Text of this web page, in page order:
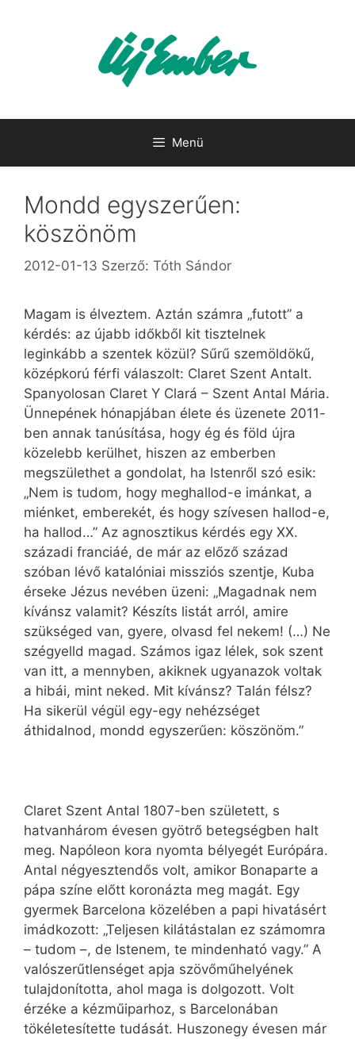
Menü
Mondd egyszerűen:
köszönöm
2012-01-13 Szerző: Tóth Sándor
Magam is élveztem. Aztán számra „futott” a
kérdés: az újabb időkből kit tisztelnek
leginkább a szentek közül? Sűrű szemöldökű,
középkorú férfi válaszolt: Claret Szent Antalt.
Spanyolosan Claret Y Clará – Szent Antal Mária.
Ünnepének hónapjában élete és üzenete 2011-
ben annak tanúsítása, hogy ég és föld újra
közelebb kerülhet, hiszen az emberben
megszülethet a gondolat, ha Istenről szó esik:
„Nem is tudom, hogy meghallod-e imánkat, a
miénket, emberekét, és hogy szívesen hallod-e,
ha hallod…” Az agnosztikus kérdés egy XX.
századi franciáé, de már az előző század
szóban lévő katalóniai missziós szentje, Kuba
érseke Jézus nevében üzeni: „Magadnak nem
kívánsz valamit? Készíts listát arról, amire
szükséged van, gyere, olvasd fel nekem! (…) Ne
szégyelld magad. Számos igaz lélek, sok szent
van itt, a mennyben, akiknek ugyanazok voltak
a hibái, mint neked. Mit kívánsz? Talán félsz?
Ha sikerül végül egy-egy nehézséget
áthidalnod, mondd egyszerűen: köszönöm.”
Claret Szent Antal 1807-ben született, s
hatvanhárom évesen gyötrő betegségben halt
meg. Napóleon kora nyomta bélyegét Európára.
Antal négyesztendős volt, amikor Bonaparte a
pápa színe előtt koronázta meg magát. Egy
gyermek Barcelona közelében a papi hivatásért
imádkozott: „Teljesen kilátástalan ez számomra
– tudom –, de Istenem, te mindenható vagy.” A
valószerűtlenséget apja szövőműhelyének
tulajdonította, ahol maga is dolgozott. Volt
érzéke a kézműiparhoz, s Barcelonában
tökéletesítette tudását. Huszonegy évesen már